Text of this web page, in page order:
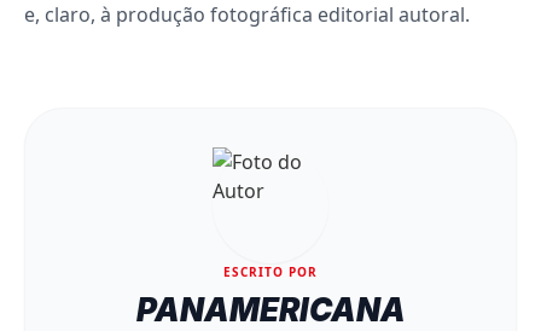
e, claro, à produção fotográfica editorial autoral.
ESCRITO POR
PANAMERICANA